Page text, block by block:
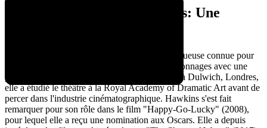
La Lumière de Sally Hawkins: Une
Sally Hawkins est une actrice britannique talentueuse connue pour
sa capacité à incarner une large gamme de personnages avec une
profondeur émotionnelle. Née le 27 avril 1976 à Dulwich, Londres,
elle a étudié le théâtre à la Royal Academy of Dramatic Art avant de
percer dans l'industrie cinématographique. Hawkins s'est fait
remarquer pour son rôle dans le film "Happy-Go-Lucky" (2008),
pour lequel elle a reçu une nomination aux Oscars. Elle a depuis